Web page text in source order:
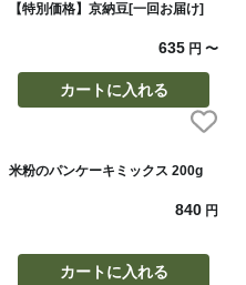
【特別価格】京納豆[一回お届け]
635 円〜
カートに入れる
米粉のパンケーキミックス 200g
840 円
カートに入れる